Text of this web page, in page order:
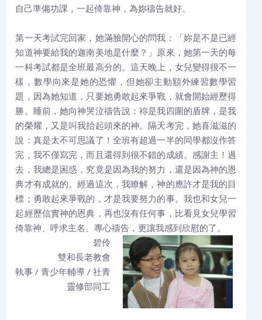
自己準備功課，一起倚靠神，為妳禱告就好。
第一天考試完回家，她滿臉開心的問我：「妳是不是已經
知道神要給我的迦南美地是什麼？」原來，她第一天的每
一科考試都是全班最高分的。這天晚上，女兒變得很不一
樣，數學向來是她的恐懼，但她卻主動額外練習數學習
題，因為她知道，只要她勇敢起來爭戰，就會開始經歷得
勝。睡前，她向神哭泣禱告說：祢是我四圍的盾牌，是我
的榮耀，又是叫我抬起頭來的神。隔天考完，她喜滋滋的
說：真是太不可思議了！全班有超過一半的同學都沒作答
完，我不僅寫完，而且還得到很不錯的成績。感謝主！過
去，我總是困惑，究竟是因為我的努力，還是因為神的恩
典才有成就的。經過這次，我瞭解，神的應許才是我的目
標；勇敢起來爭戰的，才是我要努力的事。我也和女兒一
起經歷信實神的恩典，再也沒有任何事，比看見女兒學習
倚靠神、呼求主名、專心禱告，更讓我感到欣慰的了。
碧伶
雙和長老教會
執事 / 青少年輔導 / 社青
靈修部同工